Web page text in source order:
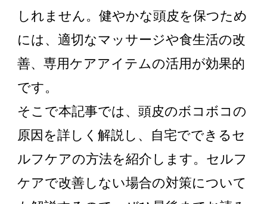
しれません。健やかな頭皮を保つため
には、適切なマッサージや食生活の改
善、専用ケアアイテムの活用が効果的
です。
そこで本記事では、頭皮のボコボコの
原因を詳しく解説し、自宅でできるセ
ルフケアの方法を紹介します。セルフ
ケアで改善しない場合の対策について